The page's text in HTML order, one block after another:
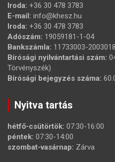
Iroda: +36 30 478 3783
E-mail: info@khesz.hu
Iroda: +36 30 478 3783
Adószám: 19059181-1-04
Bankszámla: 11733003-
Bírósági nyilvántartási szám:
Törvényszék)
Bírósági bejegyzés száma:
Nyitva tartás
hétfő-csütörtök: 07:30-16:00
péntek: 07:30-14:00
szombat-vasárnap: Zárva